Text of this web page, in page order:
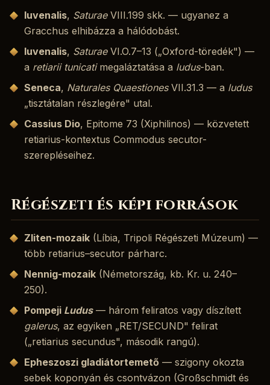
Iuvenalis, SaturaeVIII.199 skk. — ugyanez a
Gracchus elhibázza a hálódobást.
Iuvenalis, SaturaeVI.O.7–13 („Oxford-töredék") —
a retiarii tunicatimegaláztatása a ludus-ban.
Seneca, Naturales QuaestionesVII.31.3 — a ludus
„tisztátalan részlegére" utal.
Cassius Dio, Epitome 73 (Xiphilinos) — közvetett
retiarius-kontextus Commodus secutor-
szerepléseihez.
Régészeti és képi források
Zliten-mozaik (Líbia, Tripoli Régészeti Múzeum) —
több retiarius–secutor párharc.
Nennig-mozaik (Németország, kb. Kr. u. 240–
250).
Pompeji Ludus— három feliratos vagy díszített
galerus, az egyiken „RET/SECUND" felirat
(„retiarius secundus", második rangú).
Epheszoszi gladiátortemető — szigony okozta
sebek koponyán és csontvázon (Großschmidt és